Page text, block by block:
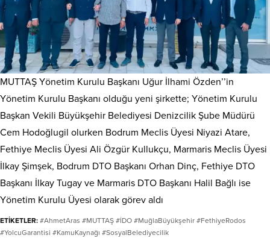
MUTTAŞ Yönetim Kurulu Başkanı Uğur İlhami Özden’’in
Yönetim Kurulu Başkanı olduğu yeni şirkette; Yönetim Kurulu
Başkan Vekili Büyükşehir Belediyesi Denizcilik Şube Müdürü
Cem Hodoğlugil olurken Bodrum Meclis Üyesi Niyazi Atare,
Fethiye Meclis Üyesi Ali Özgür Kullukçu, Marmaris Meclis Üyesi
İlkay Şimşek, Bodrum DTO Başkanı Orhan Dinç, Fethiye DTO
Başkanı İlkay Tugay ve Marmaris DTO Başkanı Halil Bağlı ise
Yönetim Kurulu Üyesi olarak görev aldı
ETİKETLER: #AhmetAras #MUTTAŞ #İDO #MuğlaBüyükşehir #FethiyeRodos
#YolcuGarantisi #KamuKaynağı #SosyalBelediyecilik